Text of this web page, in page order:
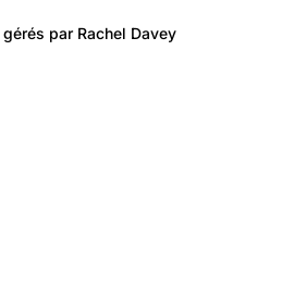
gérés par Rachel Davey